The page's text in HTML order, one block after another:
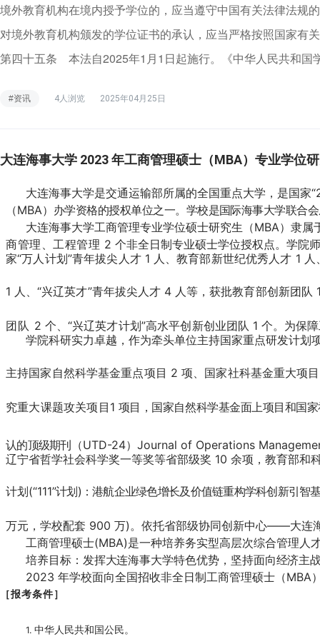
境外教育机构在境内授予学位的，应当遵守中国有关法律法规
对境外教育机构颁发的学位证书的承认，应当严格按照国家有
第四十五条 本法自2025年1月1日起施行。《中华人民共和国
#资讯 4人浏览 2025年04月25日
大连海事大学 2023 年工商管理硕士（MBA）专业学位
大连海事大学是交通运输部所属的全国重点大学，是国家
（MBA） 办学资格的授权单位之一。学校是国际海事大学联合
大连海事大学工商管理专业学位硕士研究生（MBA）隶属
商管理、工程管理 2 个非全日制专业硕士学位授权点。学院
家“万人计划”青年拔尖人才 1 人、教育部新世纪优秀人才 1 人
1 人、“兴辽英才”青年拔尖人才 4 人等，获批教育部创新团队
团队 2 个、 “兴辽英才计划”高水平创新创业团队 1个。为保
学院科研实力卓越，作为牵头单位主持国家重点研发计划
主持国家自然科学基金重点项目 2 项、国家社科基金重大项
究重大课题攻关项目 1 项目，国家自然科学基金面上项目和国
认的顶级期刊 （UTD-24）Journal of Operations
辽宁省哲学社会科学奖一等奖等省部级奖 10 余项，教育部和
计划(“111”计划) ：港航企业绿色增长及价值链重构学科创新引智
万元，学校配套 900 万)。依托省部级协同创新中心——大连
工商管理硕士(MBA)是一种培养务实型高层次综合管理人
培养目标：发挥大连海事大学特色优势，坚持面向经济主
2023 年学校面向全国招收非全日制工商管理硕士（MBA
［报考条件］
1. 中华人民共和国公民。